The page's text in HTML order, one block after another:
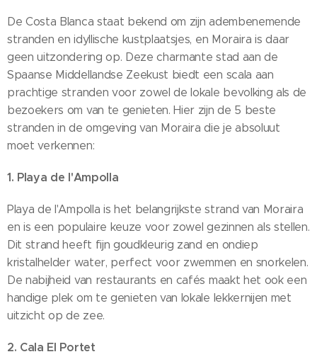
De Costa Blanca staat bekend om zijn adembenemende
stranden en idyllische kustplaatsjes, en Moraira is daar
geen uitzondering op. Deze charmante stad aan de
Spaanse Middellandse Zeekust biedt een scala aan
prachtige stranden voor zowel de lokale bevolking als de
bezoekers om van te genieten. Hier zijn de 5 beste
stranden in de omgeving van Moraira die je absoluut
moet verkennen:
1. Playa de l'Ampolla
Playa de l'Ampolla is het belangrijkste strand van Moraira
en is een populaire keuze voor zowel gezinnen als stellen.
Dit strand heeft fijn goudkleurig zand en ondiep
kristalhelder water, perfect voor zwemmen en snorkelen.
De nabijheid van restaurants en cafés maakt het ook een
handige plek om te genieten van lokale lekkernijen met
uitzicht op de zee.
2. Cala El Portet